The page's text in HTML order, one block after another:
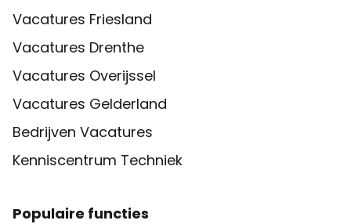
Vacatures Friesland
Vacatures Drenthe
Vacatures Overijssel
Vacatures Gelderland
Bedrijven Vacatures
Kenniscentrum Techniek
Populaire functies